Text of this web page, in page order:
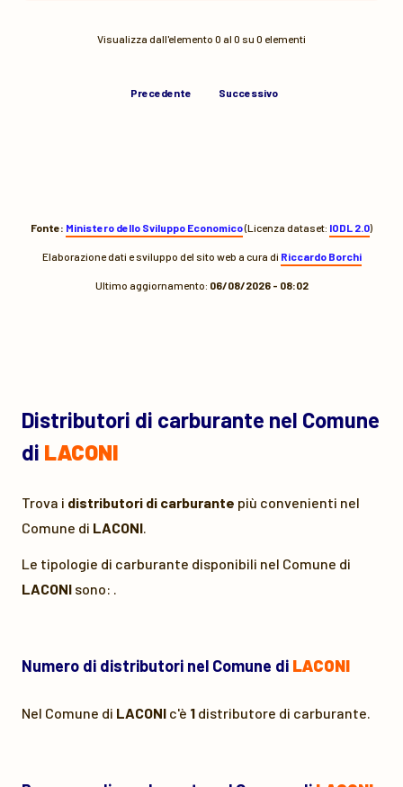
Visualizza dall'elemento 0 al 0 su 0 elementi
Precedente Successivo
Fonte: Ministero dello Sviluppo Economico(Licenza dataset: IODL 2.0)
Elaborazione dati e sviluppo del sito web a cura di Riccardo Borchi
Ultimo aggiornamento: 06/08/2026 - 08:02
Distributori di carburante nel Comune
di LACONI
Trova i distributori di carburante più convenienti nel
Comune di LACONI.
Le tipologie di carburante disponibili nel Comune di
LACONI sono: .
Numero di distributori nel Comune di LACONI
Nel Comune di LACONI c'è 1 distributore di carburante.